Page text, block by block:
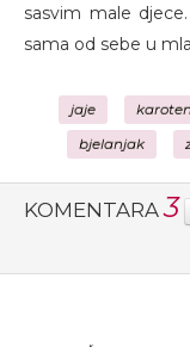
sasvim male
sama od sebe u
jaje
bjelanjak
KOMENTARA3